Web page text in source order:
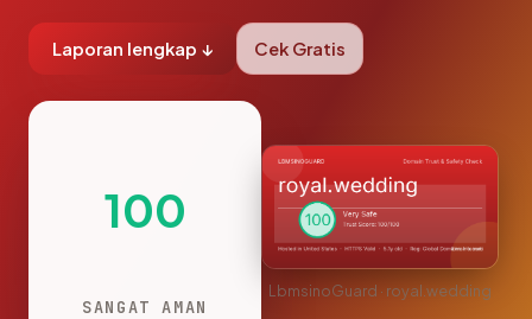
Laporan lengkap ↓ Cek Gratis
100
SANGAT AMAN
LbmsinoGuard · royal.wedding